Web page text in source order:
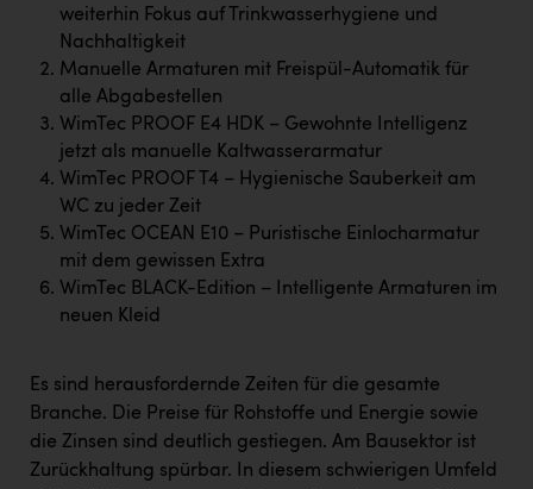
Jesolo
Jane Goodall Institute Austria
Kärcher
Karin Liedl
KEBA
KIWI Kinderwunsch Institut Dr. Loimer
KLIPP Frisör
Kleider Bauer
Maximarkt
Oldtimer Raststationen und Motorhotels
weiterhin Fokus auf Trinkwasserhygiene und
Nachhaltigkeit
Manuelle Armaturen mit Freispül-Automatik für
alle Abgabestellen
WimTec PROOF E4 HDK – Gewohnte Intelligenz
jetzt als manuelle Kaltwasserarmatur
WimTec PROOF T4 – Hygienische Sauberkeit am
WC zu jeder Zeit
WimTec OCEAN E10 – Puristische Einlocharmatur
mit dem gewissen Extra
WimTec BLACK-Edition – Intelligente Armaturen im
neuen Kleid
Es sind herausfordernde Zeiten für die gesamte
Branche. Die Preise für Rohstoffe und Energie sowie
die Zinsen sind deutlich gestiegen. Am Bausektor ist
Zurückhaltung spürbar. In diesem schwierigen Umfeld